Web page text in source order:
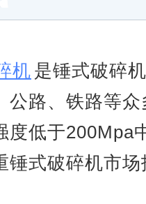
机 是锤式破碎
公路、铁路等
度低于200Mpa
锤式破碎机市